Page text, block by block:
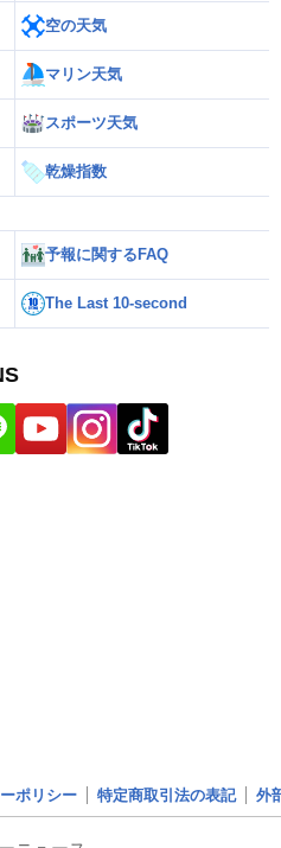
空の天気
マリン天気
スポーツ天気
乾燥指数
予報に関するFAQ
The Last 10-second
ポリシー 特定商取引法の表記 外